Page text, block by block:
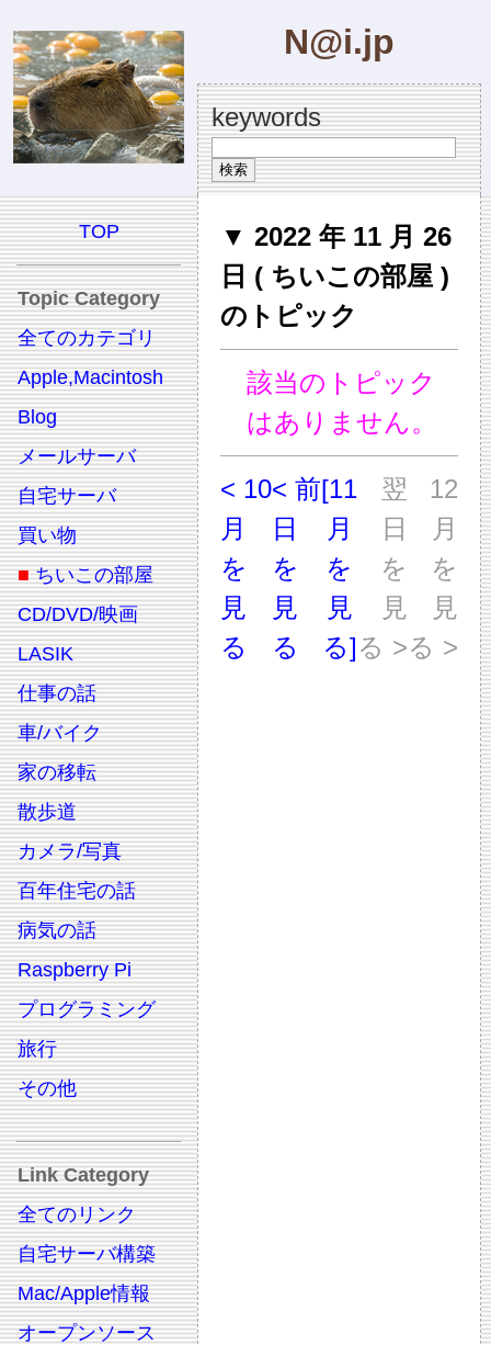
N@i.jp
keywords
TOP
Topic Category
全てのカテゴリ
Apple,Macintosh
Blog
メールサーバ
自宅サーバ
買い物
■ ちいこの部屋
CD/DVD/映画
LASIK
仕事の話
車/バイク
家の移転
散歩道
カメラ/写真
百年住宅の話
病気の話
Raspberry Pi
プログラミング
旅行
その他
Link Category
全てのリンク
自宅サーバ構築
Mac/Apple情報
オープンソース
▼ 2022 年 11 月 26
日 ( ちいこの部屋 )
のトピック
該当のトピック
はありません。
< 10
月
を
見
る
< 前
日
を
見
る
[11
月
を
見
る]
翌
日
を
見
る >
12
月
を
見
る >